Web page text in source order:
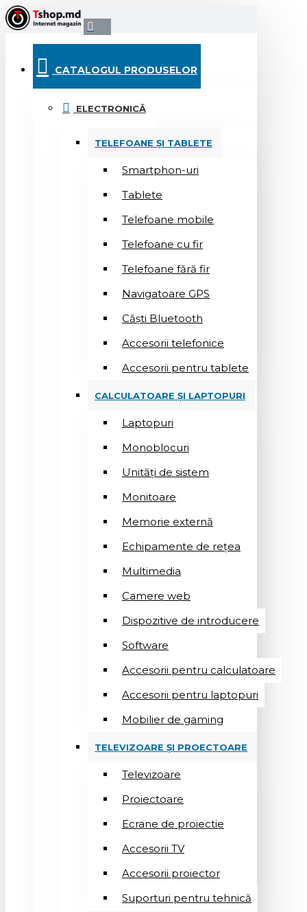
CATALOGUL PRODUSELOR
ELECTRONICĂ
TELEFOANE ȘI TABLETE
Smartphon-uri
Tablete
Telefoane mobile
Telefoane cu fir
Telefoane fără fir
Navigatoare GPS
Căști Bluetooth
Accesorii telefonice
Accesorii pentru tablete
CALCULATOARE ȘI LAPTOPURI
Laptopuri
Monoblocuri
Unități de sistem
Monitoare
Memorie externă
Echipamente de rețea
Multimedia
Camere web
Dispozitive de introducere
Software
Accesorii pentru calculatoare
Accesorii pentru laptopuri
Mobilier de gaming
TELEVIZOARE ȘI PROECTOARE
Televizoare
Proiectoare
Ecrane de proiectie
Accesorii TV
Accesorii proiector
Suporturi pentru tehnică